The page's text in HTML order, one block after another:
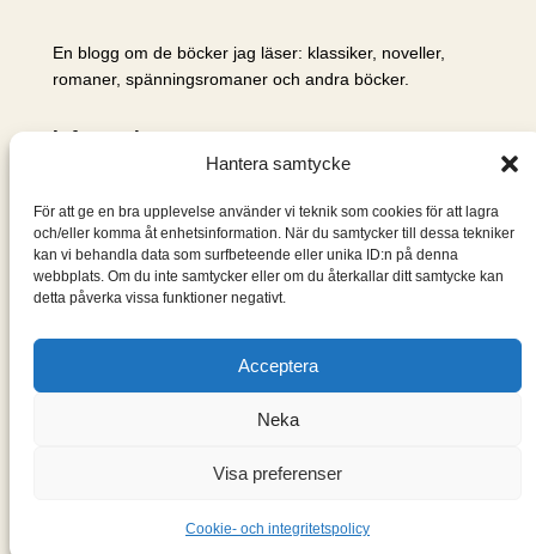
Hantera samtycke
För att ge en bra upplevelse använder vi teknik som cookies för att lagra
och/eller komma åt enhetsinformation. När du samtycker till dessa tekniker
kan vi behandla data som surfbeteende eller unika ID:n på denna
webbplats. Om du inte samtycker eller om du återkallar ditt samtycke kan
detta påverka vissa funktioner negativt.
Acceptera
Neka
Visa preferenser
Cookie- och integritetspolicy
En blogg om de böcker jag läser: klassiker, noveller,
romaner, spänningsromaner och andra böcker.
Information
Om mig & om bloggen
S
ö
k
WordPress